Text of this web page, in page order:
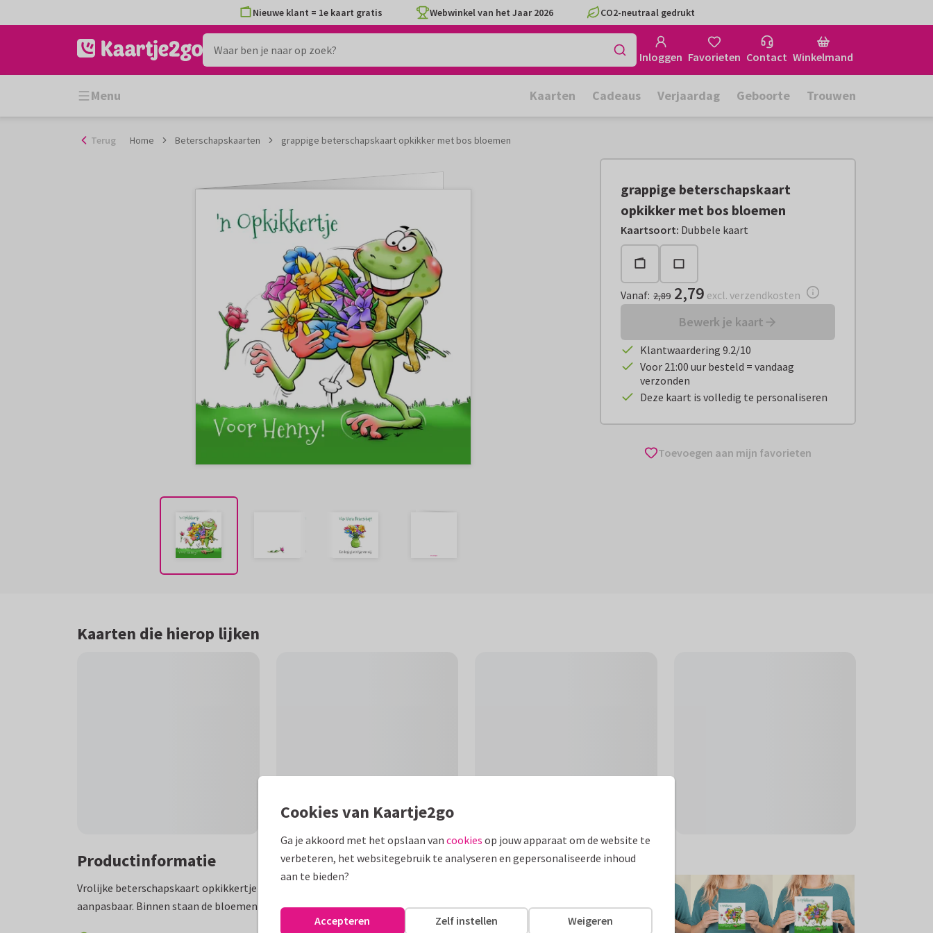
naar
Nieuwe klant = 1e kaart gratis Webwinkel van het Jaar 2026 CO2-neutraal gedrukt
Inloggen Favorieten Contact Winkelmand
Menu Kaarten Cadeaus Verjaardag Geboorte Trouwen
Terug Home Beterschapskaarten grappige beterschapskaart opkikker met bos bloemen
grappige beterschapskaart
opkikker met bos bloemen
Kaartsoort: Dubbele kaart
Vanaf:€ 2,79 excl. verzendkosten
Vanaf: 2,89 2,79 excl. verzendkosten
Bewerk je kaart
Klantwaardering 9.2/10
Voor 21:00 uur besteld = vandaag
verzonden
Deze kaart is volledig te personaliseren
Toevoegen aan mijn favorieten
Kaarten die hierop lijken
Productinformatie
Vrolijke beterschapskaart opkikkertje met bos bloemen. Alle teksten zijn
aanpasbaar. Binnen staan de bloemen in een vaas. Van Harte Beterschap.
Formaten
Cookies van Kaartje2go
Ga je akkoord met het opslaan van cookies op jouw apparaat om de website te
verbeteren, het websitegebruik te analyseren en gepersonaliseerde inhoud
aan te bieden?
Weigeren
Zelf instellen
Accepteren